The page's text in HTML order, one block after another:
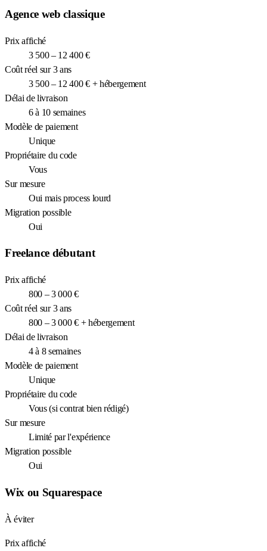
Agence web classique
Prix affiché
3 500 – 12 400 €
Coût réel sur 3 ans
3 500 – 12 400 € + hébergement
Délai de livraison
6 à 10 semaines
Modèle de paiement
Unique
Propriétaire du code
Vous
Sur mesure
Oui mais process lourd
Migration possible
Oui
Freelance débutant
Prix affiché
800 – 3 000 €
Coût réel sur 3 ans
800 – 3 000 € + hébergement
Délai de livraison
4 à 8 semaines
Modèle de paiement
Unique
Propriétaire du code
Vous (si contrat bien rédigé)
Sur mesure
Limité par l'expérience
Migration possible
Oui
Wix ou Squarespace
À éviter
Prix affiché